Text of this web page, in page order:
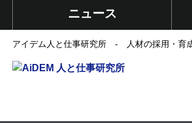
ニュース
アイデム人と仕事研究所 - 人材の採用・育